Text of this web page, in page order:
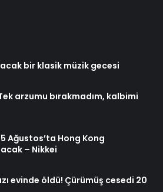
bir klasik müzik gecesi
arzumu bırakmadım, kalbimi
Ağustos’ta Hong Kong
– Nikkei
evinde öldü! Çürümüş cesedi 20